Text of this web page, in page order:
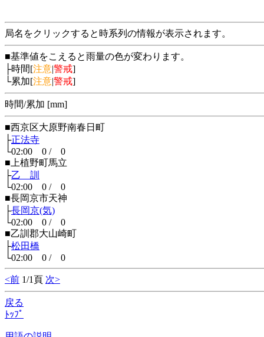
局名をクリックすると時系列の情報が表示されます。
■基準値をこえると雨量の色が変わります。
├時間[注意|警戒]
└累加[注意|警戒]
時間/累加 [mm]
■西京区大原野南春日町
├正法寺
└02:00 0 / 0
■上植野町馬立
├乙 訓
└02:00 0 / 0
■長岡京市天神
├長岡京(気)
└02:00 0 / 0
■乙訓郡大山崎町
├松田橋
└02:00 0 / 0
<前 1/1頁 次>
戻る
ﾄｯﾌﾟ